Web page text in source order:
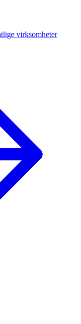
virksomheter